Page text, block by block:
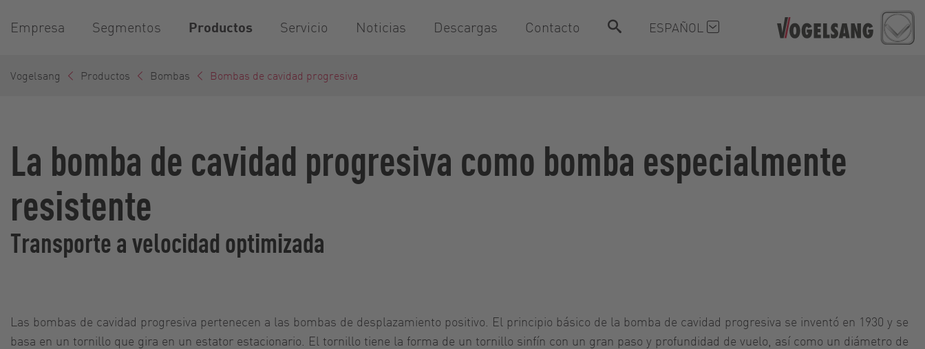
Empresa Segmentos Productos Servicio Noticias Descargas Contacto ESPAÑOL
Vogelsang Productos Bombas Bombas de cavidad progresiva
La bomba de cavidad progresiva como bomba especialmente
resistente
Transporte a velocidad optimizada
Las bombas de cavidad progresiva pertenecen a las bombas de desplazamiento positivo. El principio básico de la bomba de cavidad progresiva se inventó en 1930 y se
basa en un tornillo que gira en un estator estacionario. El tornillo tiene la forma de un tornillo sinfín con un gran paso y profundidad de vuelo, así como un diámetro de